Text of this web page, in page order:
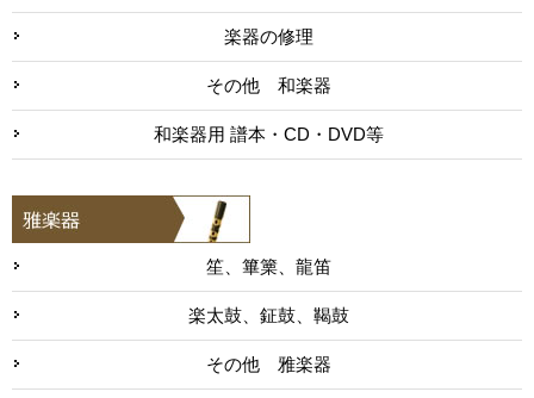
楽器の修理
その他 和楽器
和楽器用 譜本・CD・DVD等
笙、篳篥、龍笛
楽太鼓、鉦鼓、鞨鼓
その他 雅楽器